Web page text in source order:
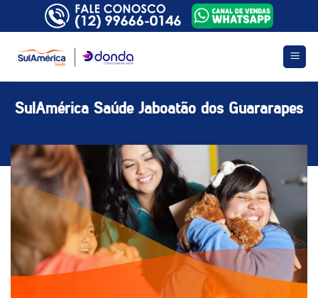
SulAmérica Saúde Jaboatão dos Guararapes